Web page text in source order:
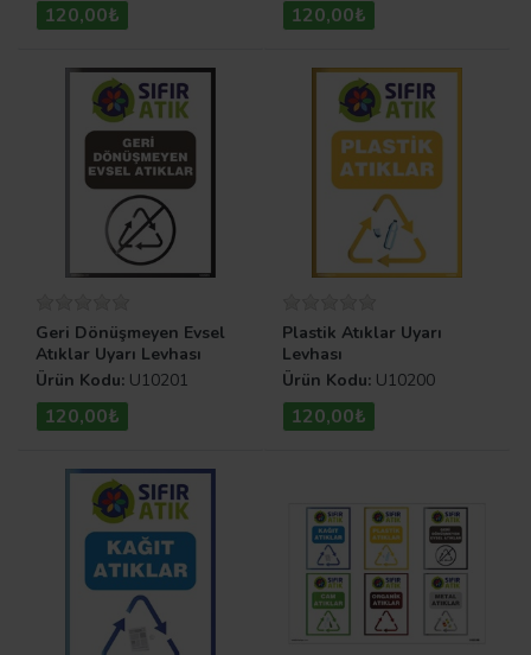
120,00₺ 120,00₺
Geri Dönüşmeyen Evsel
Atıklar Uyarı Levhası
Ürün Kodu: U10201
120,00₺
Plastik Atıklar Uyarı
Levhası
Ürün Kodu: U10200
120,00₺